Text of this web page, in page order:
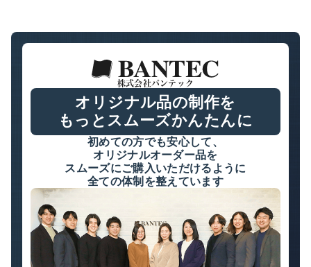
株式会社バンテック
オリジナル品の制作を
もっとスムーズかんたんに
初めての方でも安心して、
オリジナルオーダー品を
スムーズにご購入いただけるように
全ての体制を整えています